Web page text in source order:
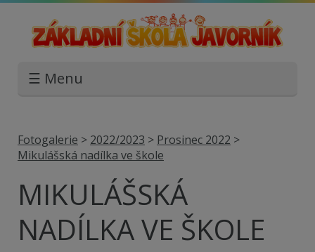
☰ Menu
Fotogalerie > 2022/2023 > Prosinec 2022 >
Mikulášská nadílka ve škole
MIKULÁŠSKÁ
NADÍLKA VE ŠKOLE